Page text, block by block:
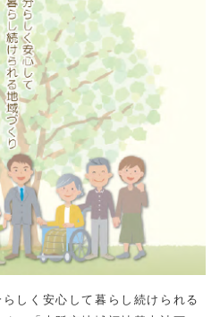
しく安心して暮らし続けられる